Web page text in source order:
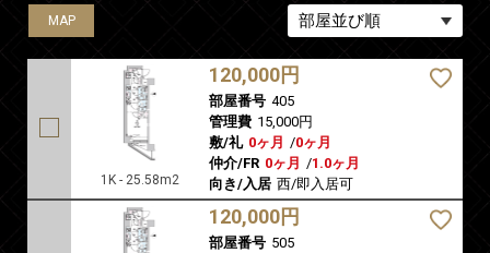
MAP
1K - 25.58m2
120,000円
部屋番号 405
管理費 15,000円
敷/礼 0ヶ月 /0ヶ月
仲介/FR 0ヶ月 /1.0ヶ月
向き/入居 西/即入居可
MAP
120,000円
部屋番号 505
MAP
MAP
MAP